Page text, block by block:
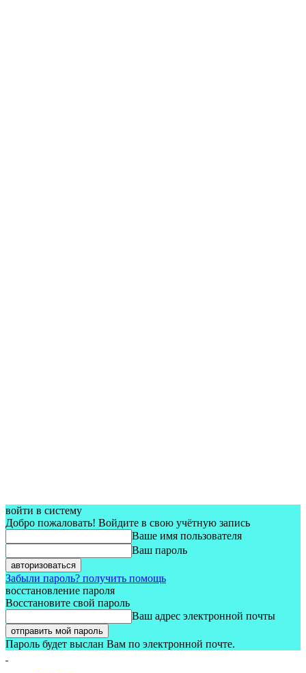
войти в систему
Добро пожаловать! Войдите в свою учётную запись
Ваше имя пользователя
Ваш пароль
Забыли пароль? получить помощь
восстановление пароля
Восстановите свой пароль
Ваш адрес электронной почты
Пароль будет выслан Вам по электронной почте.